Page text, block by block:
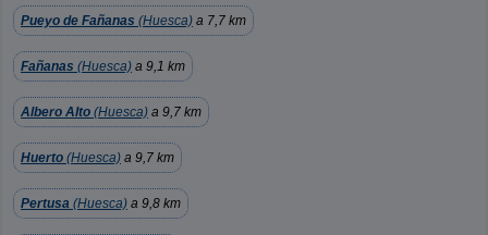
Pueyo de Fañanas (Huesca) a 7,7 km
Fañanas (Huesca) a 9,1 km
Albero Alto (Huesca) a 9,7 km
Huerto (Huesca) a 9,7 km
Pertusa (Huesca) a 9,8 km